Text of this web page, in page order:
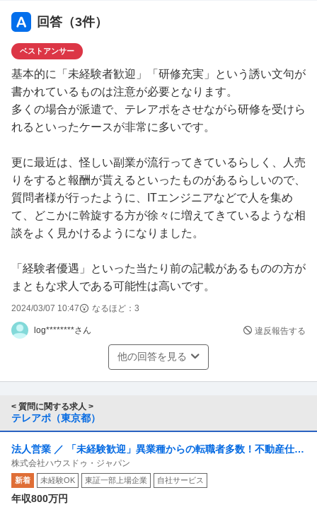
回答（3件）
ベストアンサー
基本的に「未経験者歓迎」「研修充実」という誘い文句が
書かれているものは注意が必要となります。
多くの場合が派遣で、テレアポをさせながら研修を受けら
れるといったケースが非常に多いです。
更に最近は、怪しい副業が流行ってきているらしく、人売
りをすると報酬が貰えるといったものがあるらしいので、
質問者様が行ったように、ITエンジニアなどで人を集め
て、どこかに斡旋する方が徐々に増えてきているような相
談をよく見かけるようになりました。
「経験者優遇」といった当たり前の記載があるものの方が
まともな求人である可能性は高いです。
2024/03/07 10:47 なるほど： 3
log********さん 違反報告する
他の回答を見る
< 質問に関する求人 >
テレアポ（東京都）
法人営業 ／ 「未経験歓迎」異業種からの転職者多数！不動産仕入
れ営業職（BtoB）東証プライム上場グループ残業月平均10h未
満・年休128日以上可
株式会社ハウスドゥ・ジャパン
新着 未経験OK 東証一部上場企業 自社サービス
年収800万円